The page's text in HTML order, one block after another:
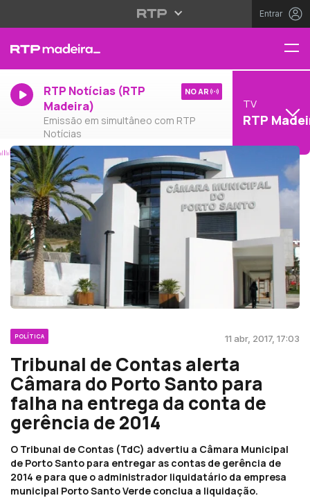
Entrar
RTP Notícias (RTP
Madeira)
Emissão em simultâneo com RTP
Notícias
NO AR
TV
RTP
POLÍTICA 11 abr, 2017, 17:03
Tribunal de Contas alerta
Câmara do Porto Santo para
falha na entrega da conta de
gerência de 2014
O Tribunal de Contas (TdC) advertiu a Câmara Municipal
de Porto Santo para entregar as contas de gerência de
2014 e para que o administrador liquidatário da empresa
municipal Porto Santo Verde conclua a liquidação.